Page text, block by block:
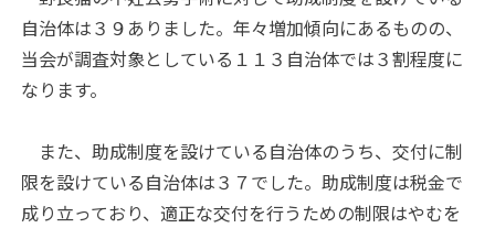
自治体は３９ありました。年々増加傾向にあるものの、
当会が調査対象としている１１３自治体では３割程度に
なります。
また、助成制度を設けている自治体のうち、交付に制
限を設けている自治体は３７でした。助成制度は税金で
成り立っており、適正な交付を行うための制限はやむを